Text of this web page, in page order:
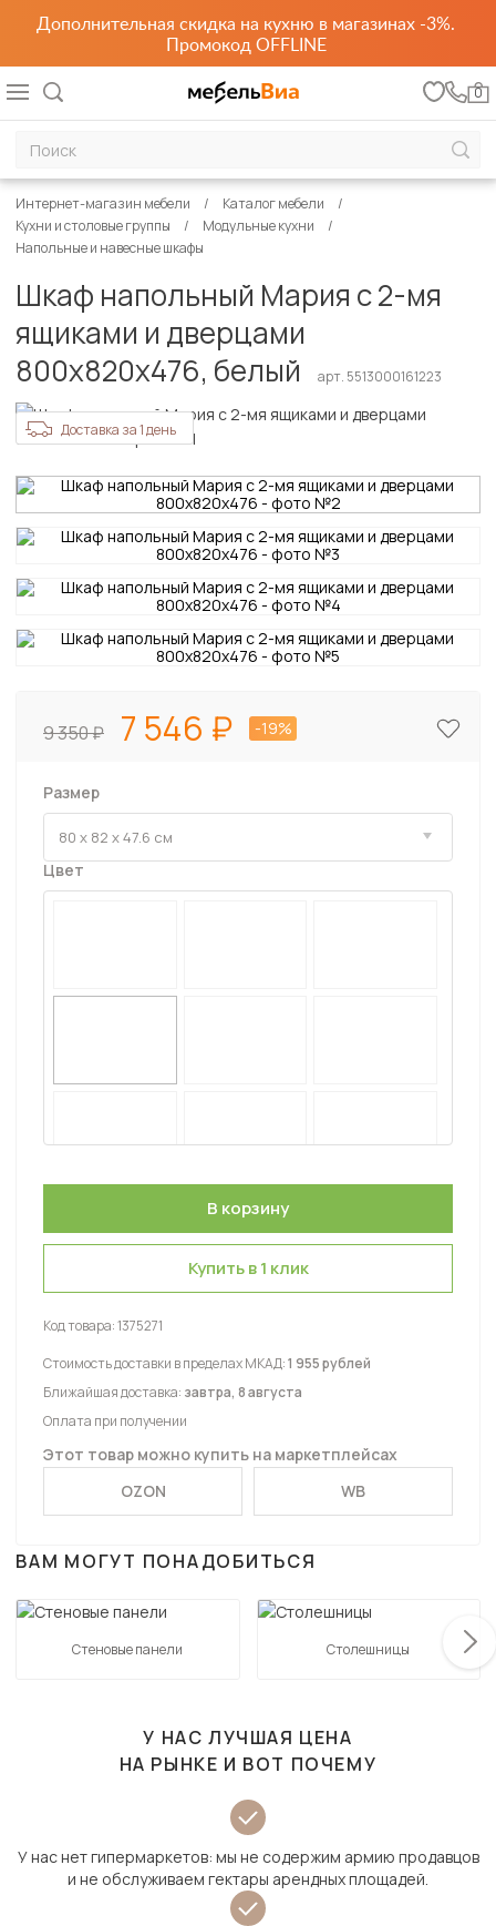
Дополнительная скидка на кухню в магазинах -3%.
Промокод OFFLINE
0
Интернет-магазин мебели
Каталог мебели
Кухни и столовые группы
Модульные кухни
Напольные и навесные шкафы
Шкаф напольный Мария с 2-мя
ящиками и дверцами
800х820х476, белый
арт. 5513000161223
Доставка за 1 день
9 350 7 546 -19%
Размер
Цвет
Купить в 1 клик
Код товара:1375271
Стоимость доставки в пределах МКАД:1 955 рублей
Ближайшая доставка: завтра, 8 августа
Оплата при получении
Этот товар можно купить на маркетплейсах
OZON
WB
ВАМ МОГУТ ПОНАДОБИТЬСЯ
Стеновые панели Столешницы
У НАС ЛУЧШАЯ ЦЕНА
НА РЫНКЕ И ВОТ ПОЧЕМУ
У нас нет гипермаркетов: мы не содержим армию продавцов
и не обслуживаем гектары арендных площадей.